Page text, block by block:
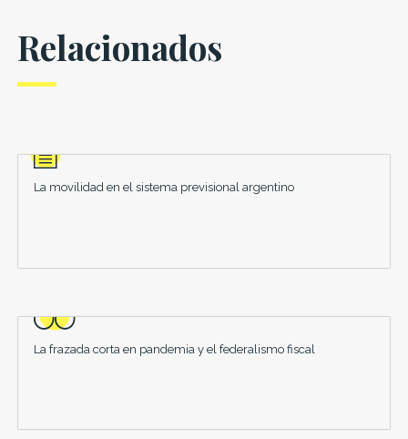
Relacionados
La movilidad en el sistema previsional argentino
La frazada corta en pandemia y el federalismo fiscal